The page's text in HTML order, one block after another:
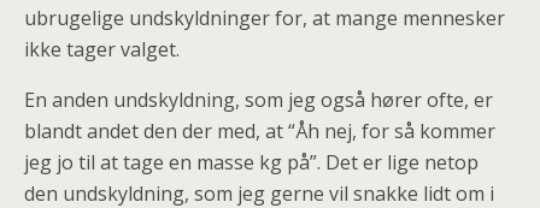
ubrugelige undskyldninger for, at mange mennesker
ikke tager valget.
En anden undskyldning, som jeg også hører ofte, er
blandt andet den der med, at “Åh nej, for så kommer
jeg jo til at tage en masse kg på”. Det er lige netop
den undskyldning, som jeg gerne vil snakke lidt om i